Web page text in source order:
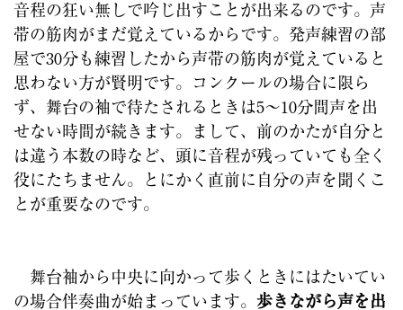
音程の狂い無しで吟じ出すことが出来るのです。声
帯の筋肉がまだ覚えているからです。発声練習の部
屋で30分も練習したから声帯の筋肉が覚えていると
思わない方が賢明です。コンクールの場合に限ら
ず、舞台の袖で待たされるときは5〜10分間声を出
せない時間が続きます。まして、前のかたが自分と
は違う本数の時など、頭に音程が残っていても全く
役にたちません。とにかく直前に自分の声を聞くこ
とが重要なのです。
舞台袖から中央に向かって歩くときにはたいてい
の場合伴奏曲が始まっています。 歩きながら声を出